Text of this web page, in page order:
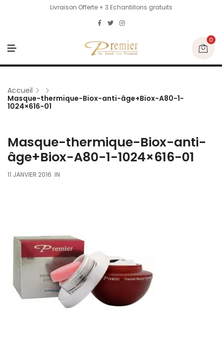
Livraison Offerte + 3 Echantillons gratuits
N
U
0
Accueil
Masque-thermique-Biox-anti-âge+Biox-A80-1-
1024×616-01
Masque-thermique-Biox-anti-
âge+Biox-A80-1-1024×616-01
11 JANVIER 2016 IN